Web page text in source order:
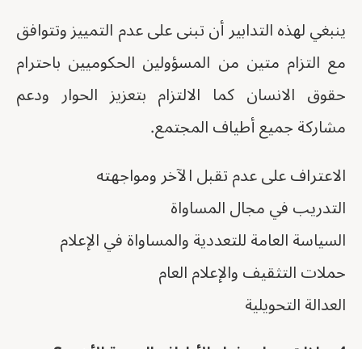
ينبغي لهذه التدابير أن تبنى على عدم التمييز وتتوافق
مع التزام متين من المسؤولين الحكوميين باحترام
حقوق الانسان كما الالتزام بتعزيز الحوار ودعم
مشاركة جميع أطياف المجتمع.
الاعتراف على عدم تقبل الآخر ومواجهته
التدريب في مجال المساواة
السياسة العامة للتعددية والمساواة في الإعلام
حملات التثقيف والإعلام العام
العدالة التحويلية